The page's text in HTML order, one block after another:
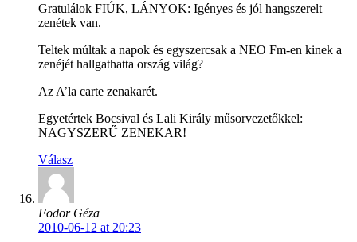
Gratulálok FIÚK, LÁNYOK: Igényes és jól hangszerelt
zenétek van.
Teltek múltak a napok és egyszercsak a NEO Fm-en kinek a
zenéjét hallgathatta ország világ?
Az A’la carte zenakarét.
Egyetértek Bocsival és Lali Király műsorvezetőkkel:
NAGYSZERŰ ZENEKAR!
Válasz
Fodor Géza
2010-06-12 at 20:23